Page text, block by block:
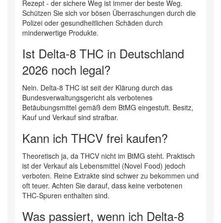
Rezept - der sichere Weg ist immer der beste Weg.
Schützen Sie sich vor bösen Überraschungen durch die
Polizei oder gesundheitlichen Schäden durch
minderwertige Produkte.
Ist Delta-8 THC in Deutschland
2026 noch legal?
Nein. Delta-8 THC ist seit der Klärung durch das
Bundesverwaltungsgericht als verbotenes
Betäubungsmittel gemäß dem BtMG eingestuft. Besitz,
Kauf und Verkauf sind strafbar.
Kann ich THCV frei kaufen?
Theoretisch ja, da THCV nicht im BtMG steht. Praktisch
ist der Verkauf als Lebensmittel (Novel Food) jedoch
verboten. Reine Extrakte sind schwer zu bekommen und
oft teuer. Achten Sie darauf, dass keine verbotenen
THC-Spuren enthalten sind.
Was passiert, wenn ich Delta-8